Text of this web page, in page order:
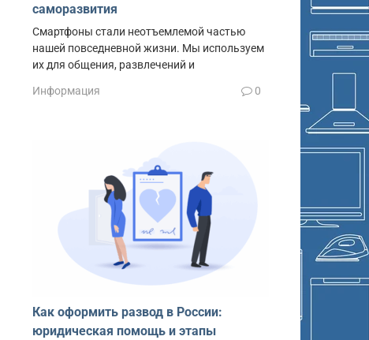
саморазвития
Смартфоны стали неотъемлемой частью
нашей повседневной жизни. Мы используем
их для общения, развлечений и
Информация 0
Как оформить развод в России:
юридическая помощь и этапы